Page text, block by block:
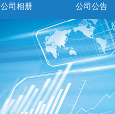
公司相册 公司公告